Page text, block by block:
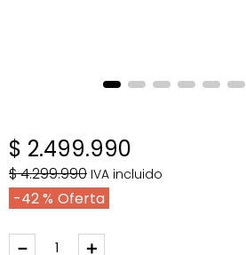
$ 2.499.990
$4.299.990 IVA incluido
42 %
＋
－